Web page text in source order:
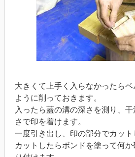
大きくて上手く入らなかったら
ように削っておきます。
入ったら蓋の溝の深さを測り、
さで印を着けます。
一度引き出し、印の部分でカット
カットしたらボンドを塗って何